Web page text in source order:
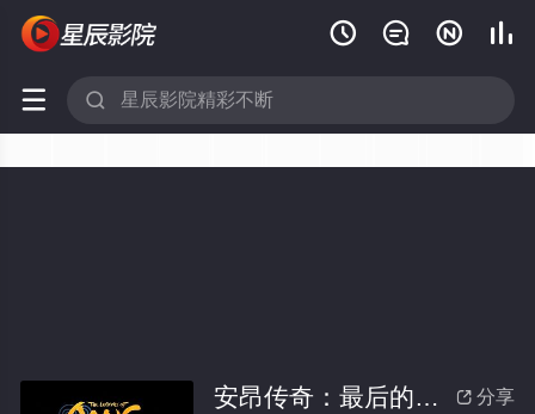
   
 
 分享
安昂传奇：最后的气宗